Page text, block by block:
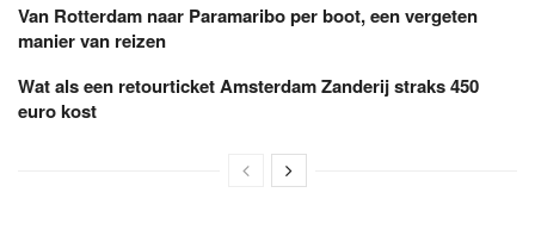
Van Rotterdam naar Paramaribo per boot, een vergeten
manier van reizen
Wat als een retourticket Amsterdam Zanderij straks 450
euro kost